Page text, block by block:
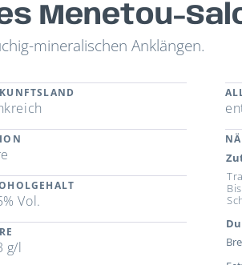
Menetou-
mineralischen Anklängen.
Vol.
g/l